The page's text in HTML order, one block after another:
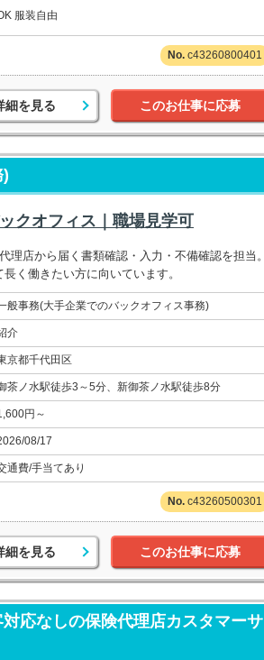
服装自由
c43260800401
細を見る このお仕事に応募
クオフィス｜職場見学可
店から届く書類確認・入力・不備確認を担当。
く働きたい方に向いています。
般事務(大手企業でのバックオフィス事務)
介
京都千代田区
茶ノ水駅徒歩3～5分、新御茶ノ水駅徒歩8分
円～
08/17
通費/手当てあり
c43260500301
細を見る このお仕事に応募
応なしの保険代理店カスタマーサ